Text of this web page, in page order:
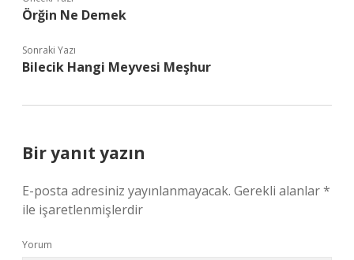
Örğin Ne Demek
Sonraki Yazı
Bilecik Hangi Meyvesi Meşhur
Bir yanıt yazın
E-posta adresiniz yayınlanmayacak. Gerekli alanlar*
ile işaretlenmişlerdir
Yorum